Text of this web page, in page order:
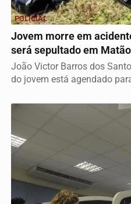
POLICIAL
Jovem morre em
será sepultado em Matão
João Victor Barros dos
do jovem está agendado